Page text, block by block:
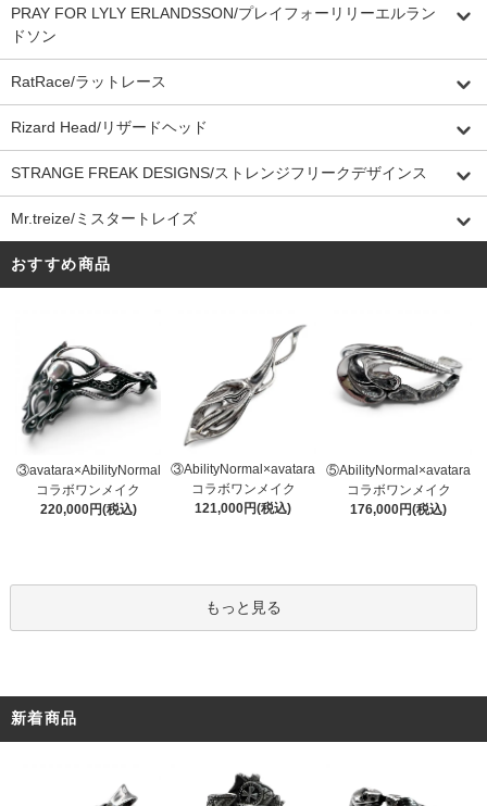
PRAY FOR LYLY ERLANDSSON/プレイフォーリリーエルラン
ドソン
RatRace/ラットレース
Rizard Head/リザードヘッド
STRANGE FREAK DESIGNS/ストレンジフリークデザインス
Mr.treize/ミスタートレイズ
おすすめ商品
③avatara×AbilityNormal
コラボワンメイク
220,000円(税込)
③AbilityNormal×avatara
コラボワンメイク
121,000円(税込)
⑤AbilityNormal×avatara
コラボワンメイク
176,000円(税込)
もっと見る
新着商品